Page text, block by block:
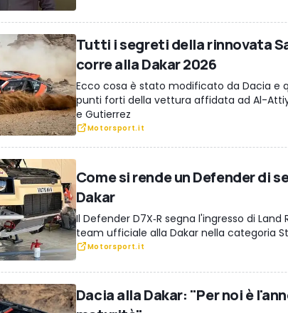
Tutti i segreti della rinnovata
corre alla Dakar 2026
Ecco cosa è stato modificato da Dacia e
punti forti della vettura affidata ad Al-
e Gutierrez
Motorsport.it
Come si rende un Defender di
Dakar
Il Defender D7X‑R segna l'ingresso di Land
team ufficiale alla Dakar nella categoria
Motorsport.it
Dacia alla Dakar: "Per noi è